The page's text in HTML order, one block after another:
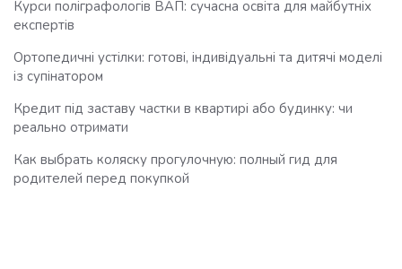
Курси поліграфологів ВАП: сучасна освіта для майбутніх
експертів
Ортопедичні устілки: готові, індивідуальні та дитячі моделі
із супінатором
Кредит під заставу частки в квартирі або будинку: чи
реально отримати
Как выбрать коляску прогулочную: полный гид для
родителей перед покупкой